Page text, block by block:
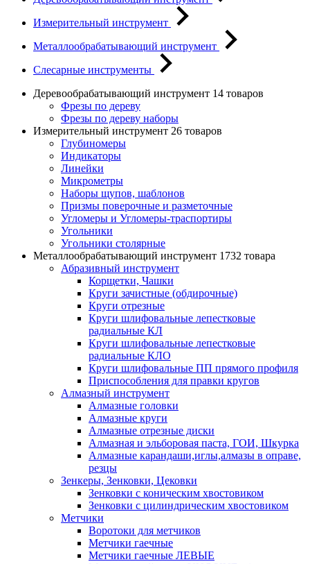
Измерительный инструмент
Металлообрабатывающий инструмент
Слесарные инструменты
Деревообрабатывающий инструмент 14 товаров
Фрезы по дереву
Фрезы по дереву наборы
Измерительный инструмент 26 товаров
Глубиномеры
Индикаторы
Линейки
Микрометры
Наборы щупов, шаблонов
Призмы поверочные и разметочные
Угломеры и Угломеры-траспортиры
Угольники
Угольники столярные
Металлообрабатывающий инструмент 1732 товара
Абразивный инструмент
Корщетки, Чашки
Круги зачистные (обдирочные)
Круги отрезные
Круги шлифовальные лепестковые
радиальные КЛ
Круги шлифовальные лепестковые
радиальные КЛО
Круги шлифовальные ПП прямого профиля
Приспособления для правки кругов
Алмазный инструмент
Алмазные головки
Алмазные круги
Алмазные отрезные диски
Алмазная и эльборовая паста, ГОИ, Шкурка
Алмазные карандаши,иглы,алмазы в оправе,
резцы
Зенкеры, Зенковки, Цековки
Зенковки с коническим хвостовиком
Зенковки с цилиндрическим хвостовиком
Метчики
Воротоки для метчиков
Метчики гаечные
Метчики гаечные ЛЕВЫЕ